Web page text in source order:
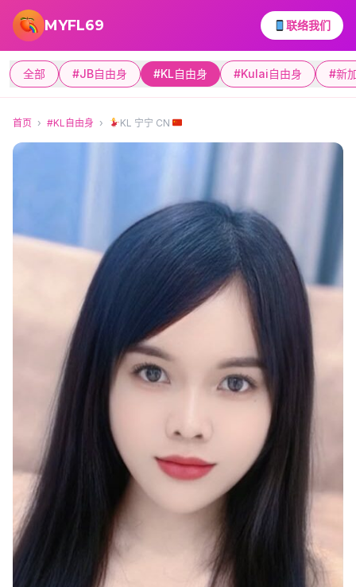
跳转到主要内容
MYFL69 联络我们
全部 #JB自由身 #KL自由身 #Kulai自由身 #新
首页 › #KL自由身 › KL 宁宁 CN